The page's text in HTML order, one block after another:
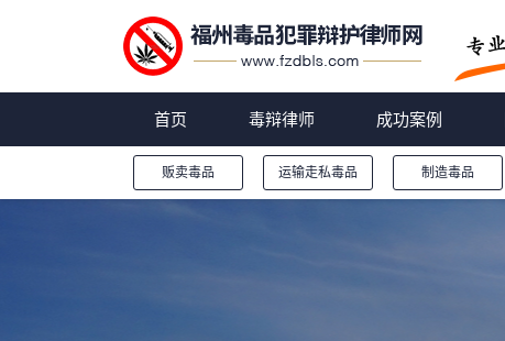
首页 毒辩律师 成功案例
贩卖毒品 运输走私毒品 制造毒品